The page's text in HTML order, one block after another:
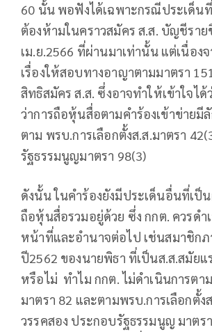
60 นั้น พอฟังได้เฉพาะกรณีประเด็น
ต้องห้ามในคราวสมัคร ส.ส. บัญชีราย
เม.ย.2566 ที่ผ่านมาเท่านั้น แต่เนื่อง
เรื่องให้สอบทางอาญาตามมาตรา
สิทธิสมัคร ส.ส. ซึ่งอาจทำให้เข้าใจไ
ว่าการถือหุ้นสื่อตามคำร้องเข้าข่าย
ตาม พรบ.การเลือกตั้งส.ส.มาตรา
รัฐธรรมนูญมาตรา 98(3)
ดังนั้น ในคำร้องยังมีประเด็นอื่นที่เป็
ถือหุ้นสื่อรวมอยู่ด้วย ซึ่ง กกต. ควรดำ
หน้าที่และอำนาจต่อไป เช่นสมาชิกภ
ปี2562 ของนายพิธา ที่เป็นส.ส.สมัยแ
หรือไม่ ทำไม กกต. ไม่ดำเนินการตา
มาตรา 82 และตามพรบ.การเลือกตั้ง
วรรคสอง ประกอบรัฐธรรมนูญ มาตร